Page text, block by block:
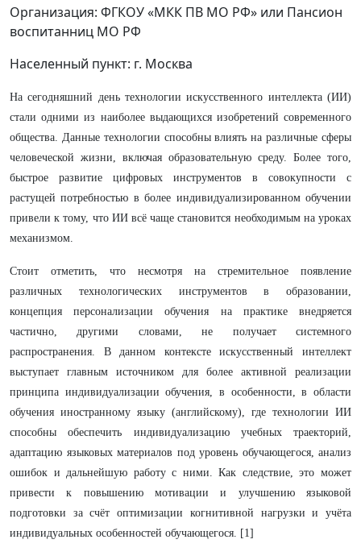
Организация: ФГКОУ «МКК ПВ МО РФ» или Пансион
воспитанниц МО РФ
Населенный пункт: г. Москва
На сегодняшний день технологии искусственного интеллекта (ИИ)
стали одними из наиболее выдающихся изобретений современного
общества. Данные технологии способны влиять на различные сферы
человеческой жизни, включая образовательную среду. Более того,
быстрое развитие цифровых инструментов в совокупности с
растущей потребностью в более индивидуализированном обучении
привели к тому, что ИИ всё чаще становится необходимым на уроках
механизмом.
Стоит отметить, что несмотря на стремительное появление
различных технологических инструментов в образовании,
концепция персонализации обучения на практике внедряется
частично, другими словами, не получает системного
распространения. В данном контексте искусственный интеллект
выступает главным источником для более активной реализации
принципа индивидуализации обучения, в особенности, в области
обучения иностранному языку (английскому), где технологии ИИ
способны обеспечить индивидуализацию учебных траекторий,
адаптацию языковых материалов под уровень обучающегося, анализ
ошибок и дальнейшую работу с ними. Как следствие, это может
привести к повышению мотивации и улучшению языковой
подготовки за счёт оптимизации когнитивной нагрузки и учёта
индивидуальных особенностей обучающегося. [1]